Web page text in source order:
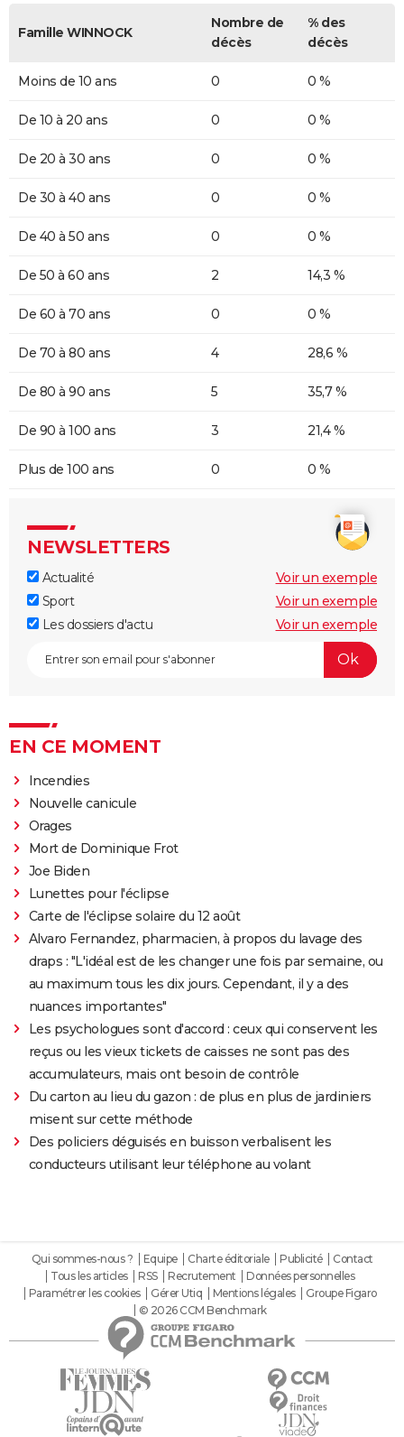
Famille WINNOCK
Nombre de
décès
% des
décès
Moins de 10 ans 0 0 %
De 10 à 20 ans 0 0 %
De 20 à 30 ans 0 0 %
De 30 à 40 ans 0 0 %
De 40 à 50 ans 0 0 %
De 50 à 60 ans 2 14,3 %
De 60 à 70 ans 0 0 %
De 70 à 80 ans 4 28,6 %
De 80 à 90 ans 5 35,7 %
De 90 à 100 ans 3 21,4 %
Plus de 100 ans 0 0 %
NEWSLETTERS
Actualité
Voir un exemple
Sport
Voir un exemple
Les dossiers d'actu
Voir un exemple
EN CE MOMENT
Incendies
Nouvelle canicule
Orages
Mort de Dominique Frot
Joe Biden
Lunettes pour l'éclipse
Carte de l'éclipse solaire du 12 août
Alvaro Fernandez, pharmacien, à propos du lavage des
draps : "L'idéal est de les changer une fois par semaine, ou
au maximum tous les dix jours. Cependant, il y a des
nuances importantes"
Les psychologues sont d'accord : ceux qui conservent les
reçus ou les vieux tickets de caisses ne sont pas des
accumulateurs, mais ont besoin de contrôle
Du carton au lieu du gazon : de plus en plus de jardiniers
misent sur cette méthode
Des policiers déguisés en buisson verbalisent les
conducteurs utilisant leur téléphone au volant
Qui sommes-nous ? Equipe Charte éditoriale Publicité
Contact
Tous les articles
RSS Recrutement
Données personnelles
Paramétrer les cookies
Gérer Utiq Mentions légales
Groupe Figaro
© 2026 CCM Benchmark